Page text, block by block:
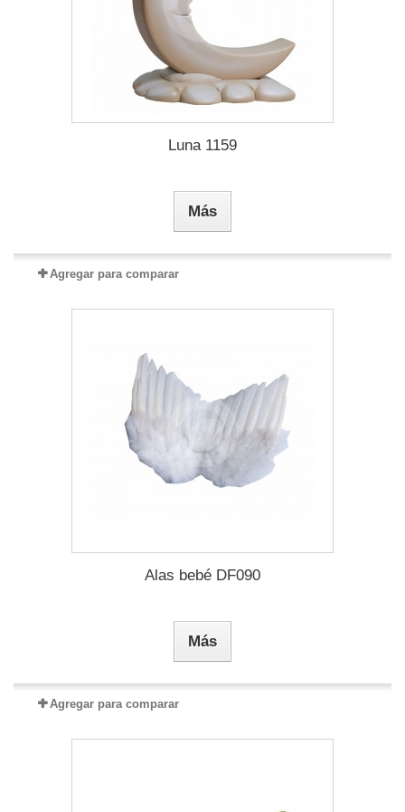
Luna 1159
Más
Agregar para comparar
Alas bebé DF090
Más
Agregar para comparar